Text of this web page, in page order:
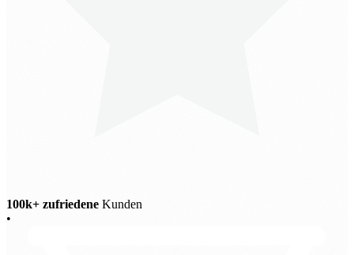
100k+ zufriedene Kunden
•